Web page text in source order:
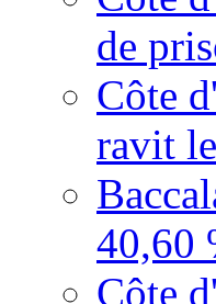
de
Côte
ravit
40,60
Côte